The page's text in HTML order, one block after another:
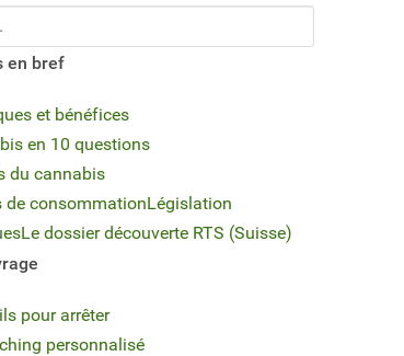
en bref
et bénéfices
en 10 questions
du cannabis
de consommationLégislation
Le dossier découverte RTS (Suisse)
pour arrêter
personnalisé